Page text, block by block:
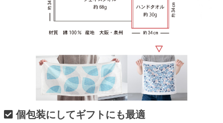
個包装にしてギフトにも最適